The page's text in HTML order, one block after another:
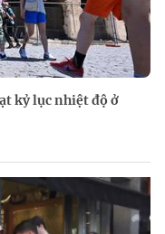
kỷ lục nhiệt độ ở